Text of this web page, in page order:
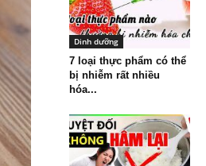
Dinh dưỡng
7 loại thực phẩm có thể
bị nhiễm rất nhiều
hóa...